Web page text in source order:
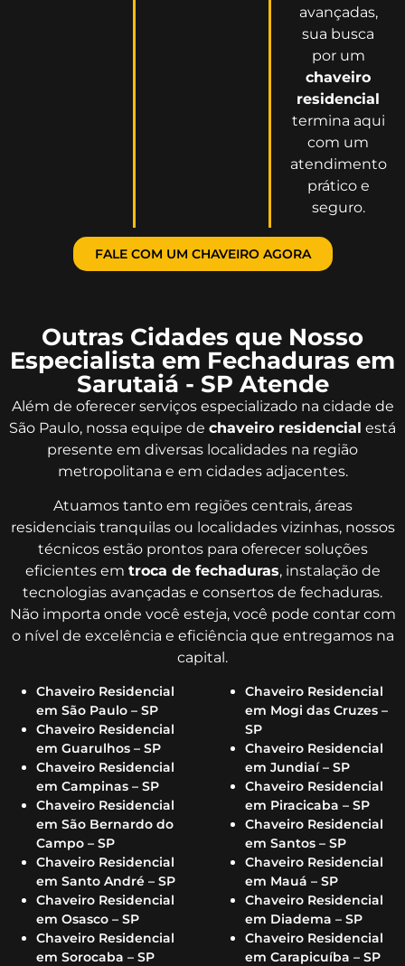
avançadas,
sua busca
por um
chaveiro
residencial
termina aqui
com um
atendimento
prático e
seguro.
FALE COM UM CHAVEIRO AGORA
Outras Cidades que Nosso
Especialista em Fechaduras em
Sarutaiá - SP Atende
Além de oferecer serviços especializado na cidade de
São Paulo, nossa equipe de chaveiro residencial está
presente em diversas localidades na região
metropolitana e em cidades adjacentes.
Atuamos tanto em regiões centrais, áreas
residenciais tranquilas ou localidades vizinhas, nossos
técnicos estão prontos para oferecer soluções
eficientes em troca de fechaduras, instalação de
tecnologias avançadas e consertos de fechaduras.
Não importa onde você esteja, você pode contar com
o nível de excelência e eficiência que entregamos na
capital.
Chaveiro Residencial
em São Paulo – SP
Chaveiro Residencial
em Guarulhos – SP
Chaveiro Residencial
em Campinas – SP
Chaveiro Residencial
em São Bernardo do
Campo – SP
Chaveiro Residencial
em Santo André – SP
Chaveiro Residencial
em Osasco – SP
Chaveiro Residencial
em Sorocaba – SP
Chaveiro Residencial
em Mogi das Cruzes –
SP
Chaveiro Residencial
em Jundiaí – SP
Chaveiro Residencial
em Piracicaba – SP
Chaveiro Residencial
em Santos – SP
Chaveiro Residencial
em Mauá – SP
Chaveiro Residencial
em Diadema – SP
Chaveiro Residencial
em Carapicuíba – SP